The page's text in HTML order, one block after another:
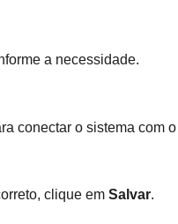
a necessidade.
conectar o sistema com
clique em Salvar.